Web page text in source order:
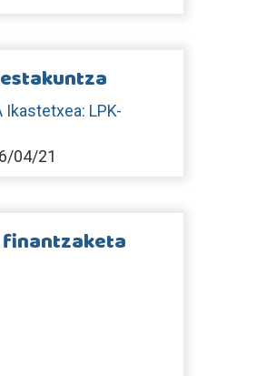
Ikastetxea: LPK-
04/21